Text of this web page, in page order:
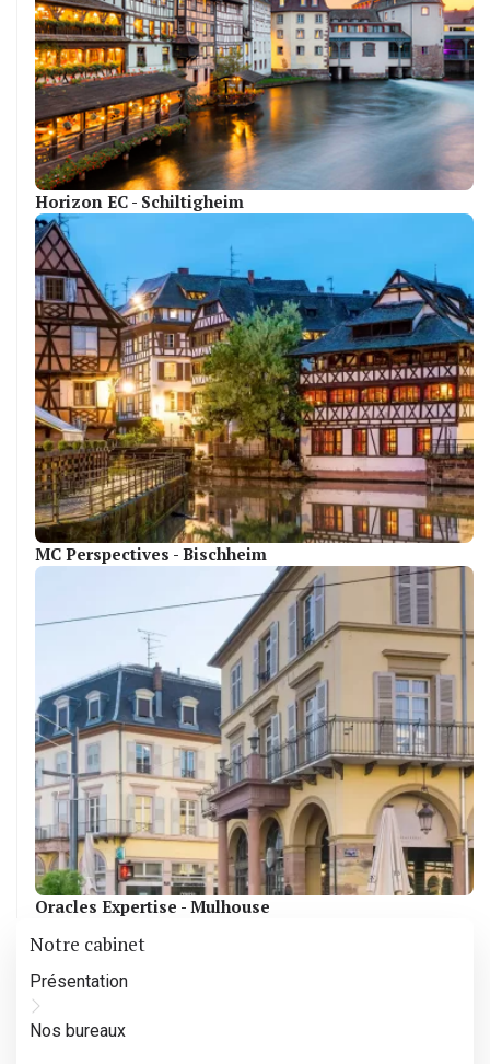
Horizon EC - Schiltigheim
MC Perspectives - Bischheim
Oracles Expertise - Mulhouse
Notre cabinet
Présentation
Nos bureaux